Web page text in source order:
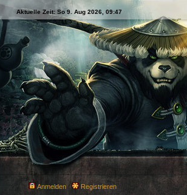
Aktuelle Zeit: So 9. Aug 2026, 09:47
Anmelden Registrieren